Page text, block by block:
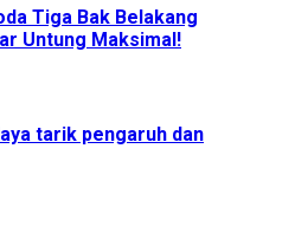
Tiga Bak Belakang
Untung Maksimal!
tarik pengaruh dan